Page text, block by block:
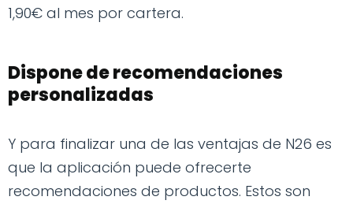
1,90€ al mes por cartera.
Dispone de recomendaciones
personalizadas
Y para finalizar una de las ventajas de N26 es
que la aplicación puede ofrecerte
recomendaciones de productos. Estos son